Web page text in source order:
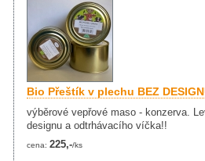
Bio Přeštík v plechu BEZ
výběrové vepřové maso - konzerva.
designu a odtrhávacího víčka!!
cena: 225,-/ks